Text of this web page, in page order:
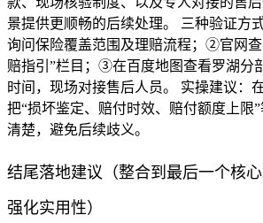
景提供更顺畅的后续处理。 三种验证方
询问保险覆盖范围及理赔流程；②官网查
赔指引”栏目；③在百度地图查看罗湖分
时间，现场对接售后人员。 实操建议：
把“损坏鉴定、赔付时效、赔付额度上限
清楚，避免后续歧义。
结尾落地建议（整合到最后一个核心
强化实用性）